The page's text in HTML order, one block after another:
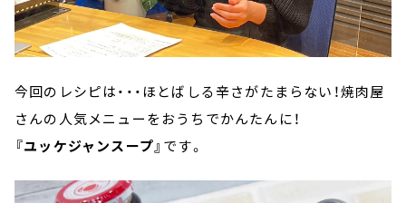
今回のレシピは・・・ほとばしる辛さがたまらない！焼肉屋
さんの人気メニューをおうちでかんたんに！
『ユッケジャンスープ』 です。